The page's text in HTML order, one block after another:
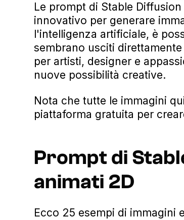
Le prompt di Stable
innovativo per generare
l'intelligenza artificiale, è
sembrano usciti
per artisti, designer e
nuove possibilità creative.
Nota che tutte le immagini
piattaforma gratuita per
Prompt di
animati 2D
Ecco 25 esempi di immagini